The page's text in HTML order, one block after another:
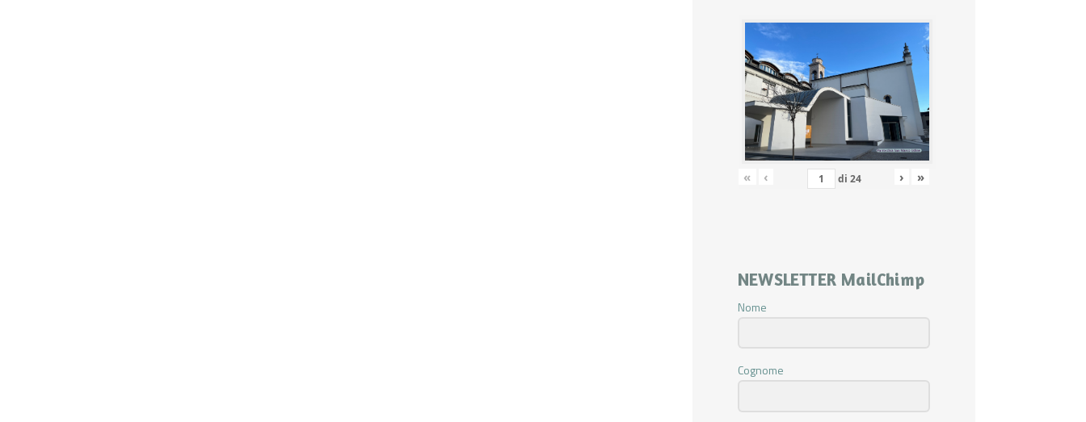
« ‹ di 24 › »
NEWSLETTER MailChimp
Nome
Cognome